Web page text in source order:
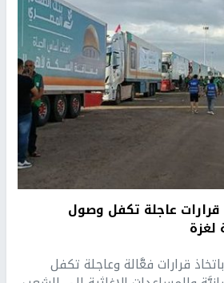
قرارات عاجلة تكفل وصول
لغزة
قرارات فعَّالة وعاجلة تكفل